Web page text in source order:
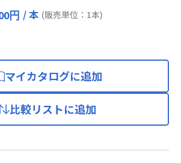
円 / 本 (販売単位：1本)
マイカタログに追加
比較リストに追加